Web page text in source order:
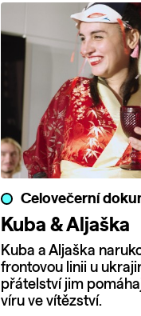
Celovečerní
Kuba & Aljaška
Kuba a Aljaška
frontovou linii u
přátelství jim
víru ve vítězství.